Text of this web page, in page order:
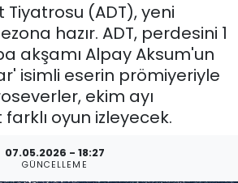
(ADT), yeni
hazır. ADT, perdesini 1
akşamı Alpay Aksum'un
isimli eserin prömiyeriyle
ekim ayı
oyun izleyecek.
07.05.2026 - 18:27
GÜNCELLEME